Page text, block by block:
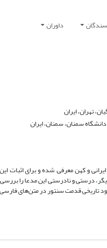
داوران
تهران، ایران
سمنان، سمنان، ایران
و کهن معرفی شده‌ و برای اثبات
درستی و نادرستی این مدعا را
تاریخی قدمت سنتور در متن‌های